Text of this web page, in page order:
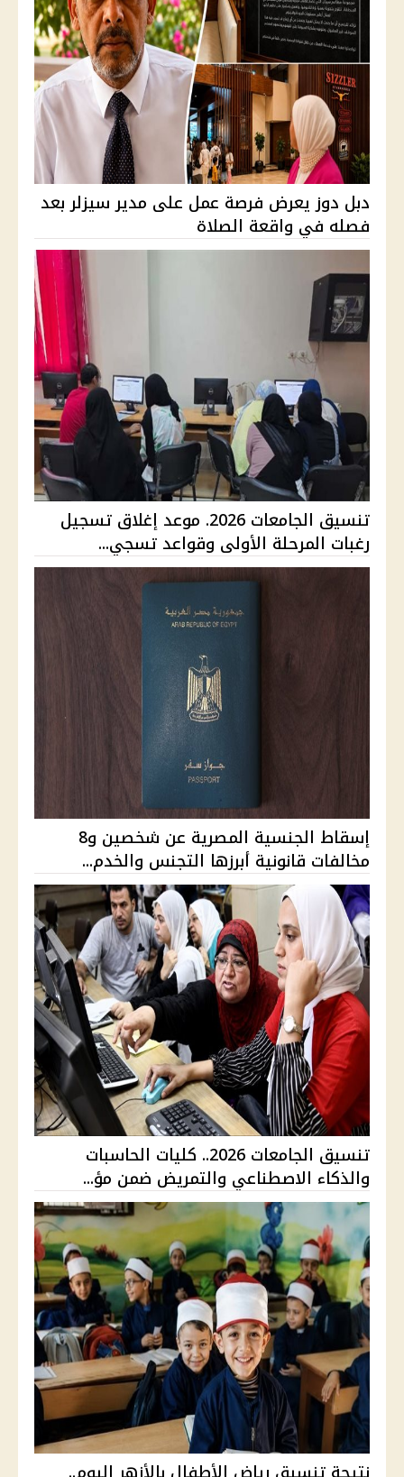
دبل دوز يعرض فرصة عمل على مدير سيزلر بعد
فصله في واقعة الصلاة
تنسيق الجامعات 2026. موعد إغلاق تسجيل
رغبات المرحلة الأولى وقواعد تسجي...
إسقاط الجنسية المصرية عن شخصين و8
مخالفات قانونية أبرزها التجنس والخدم...
تنسيق الجامعات 2026.. كليات الحاسبات
والذكاء الاصطناعي والتمريض ضمن مؤ...